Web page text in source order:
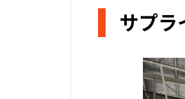
サプラ